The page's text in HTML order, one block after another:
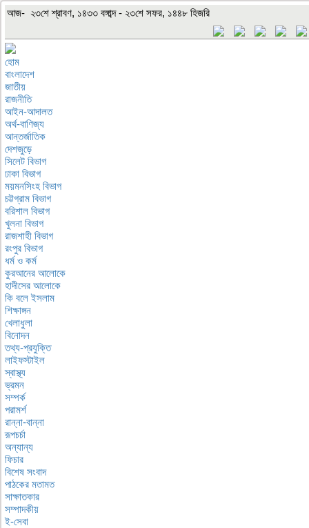
আজ- ২৩শে শ্রাবণ, ১৪৩৩ বঙ্গাব্দ - ২৩শে সফর, ১৪৪৮ হিজরি
হোম
বাংলাদেশ
জাতীয়
রাজনীতি
আইন-আদালত
অর্থ-বাণিজ্য
আন্তর্জাতিক
দেশজুড়ে
সিলেট বিভাগ
ঢাকা বিভাগ
ময়মনসিংহ বিভাগ
চট্টগ্রাম বিভাগ
বরিশাল বিভাগ
খুলনা বিভাগ
রাজশাহী বিভাগ
রংপুর বিভাগ
ধর্ম ও কর্ম
কুরআনের আলোকে
হাদীসের আলোকে
কি বলে ইসলাম
শিক্ষাঙ্গন
খেলাধুলা
বিনোদন
তথ্য-প্রযুক্তি
লাইফস্টাইল
স্বাস্থ্য
ভ্রমন
সম্পর্ক
পরামর্শ
রান্না-বান্না
রূপচর্চা
অন্যান্য
ফিচার
বিশেষ সংবাদ
পাঠকের মতামত
সাক্ষাতকার
সম্পাদকীয়
ই-সেবা